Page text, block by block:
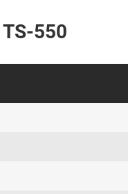
550